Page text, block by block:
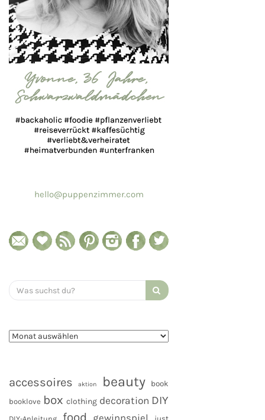
hello@puppenzimmer.com
Search
for:
accessoires aktion beauty
book
booklove box clothing decoration DIY